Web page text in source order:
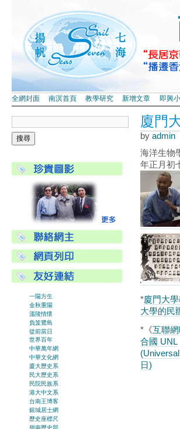
全網封面 南溟首頁 教學研究 新增文章 即興
廈門
by admin
海洋生物
年正月初
*廈門大
大學的民
*《互聯
合國 UNL
日)
一陽方生
金秋重陽
溫陵情懷
負笈鷺島
從前當日
世界百年
中華萬年網
中華文化網
廈大歷史系
民大歷史系
民院民族系
港大中文系
台南王博客
銀城居士網
歷史座標尺
嶺南歷史部